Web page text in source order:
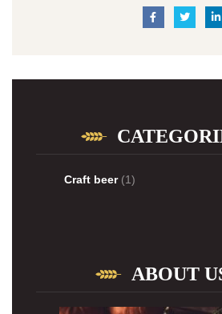
Craft beer(1)
ABOUT